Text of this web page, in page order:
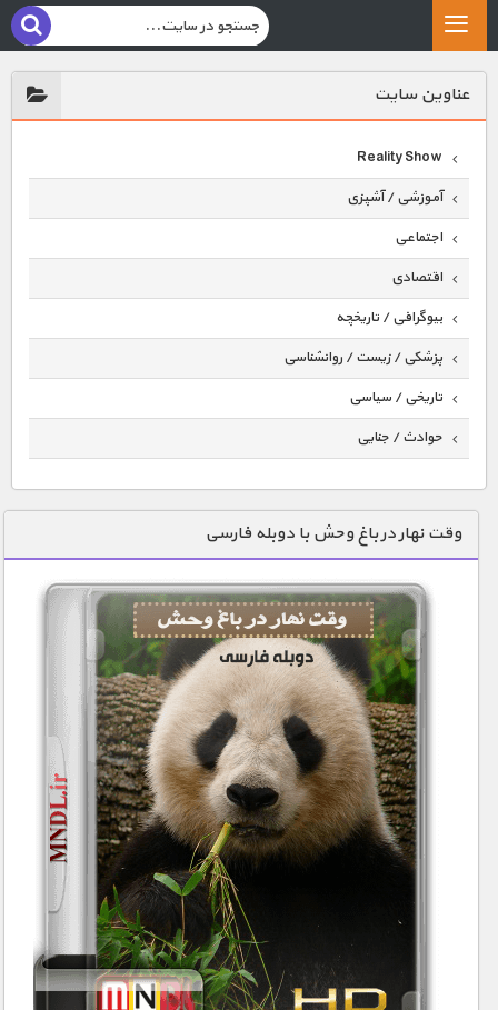
عناوين سايت
Reality Show
آموزشی / آشپزی
اجتماعی
اقتصادی
بیوگرافی / تاریخچه
پزشکی / زیست / روانشناسی
تاریخی / سیاسی
حوادث / جنایی
دنیای خوراکی ها
زمین شناسی / محیط زیست
سازه/ معماری/ مهندسی
سرگرمی
شناخت کودکان
طبیعت
علم و فناوری
فرهنگ / هنر
کیهان / نجوم
گردشگری
ماورایی
مستند های اختصاصی
وقت نهار در باغ وحش با دوبله فارسی